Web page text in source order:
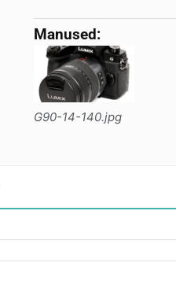
Manused:
G90-14-140.jpg